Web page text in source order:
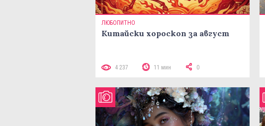
ЛЮБОПИТНО
Китайски хороскоп за август
4 237 11 мин 0